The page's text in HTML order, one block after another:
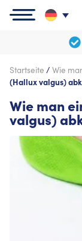
Startseite / Wie
(Hallux valgus)
Wie man
valgus)